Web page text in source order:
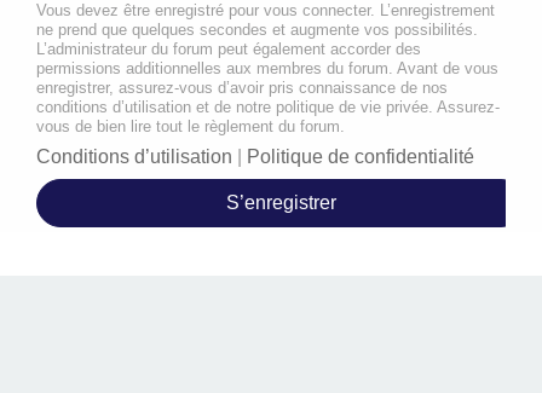
Vous devez être enregistré pour vous connecter. L’enregistrement
ne prend que quelques secondes et augmente vos possibilités.
L’administrateur du forum peut également accorder des
permissions additionnelles aux membres du forum. Avant de vous
enregistrer, assurez-vous d’avoir pris connaissance de nos
conditions d’utilisation et de notre politique de vie privée. Assurez-
vous de bien lire tout le règlement du forum.
Conditions d’utilisation Politique de confidentialité
S’enregistrer